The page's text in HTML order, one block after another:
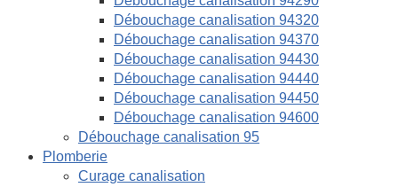
Débouchage canalisation 94320
Débouchage canalisation 94370
Débouchage canalisation 94430
Débouchage canalisation 94440
Débouchage canalisation 94450
Débouchage canalisation 94600
Débouchage canalisation 95
Plomberie
Curage canalisation